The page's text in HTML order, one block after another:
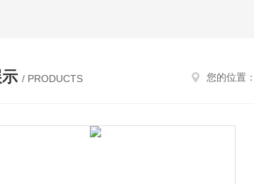
/ PRODUCTS 您的位置：